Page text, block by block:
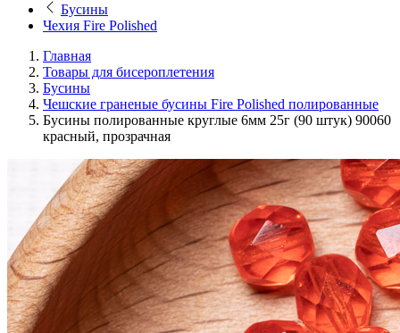
Бусины
Чехия Fire Polished
Главная
Товары для бисероплетения
Бусины
Чешские граненые бусины Fire Polished полированные
Бусины полированные круглые 6мм 25г (90 штук) 90060
красный, прозрачная